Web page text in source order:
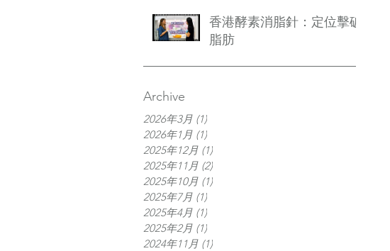
香港酵素消脂針：定位擊破
脂肪
Archive
2026年3月 (1)
2026年1月 (1)
2025年12月 (1)
2025年11月 (2)
2025年10月 (1)
2025年7月 (1)
2025年4月 (1)
2025年2月 (1)
2024年11月 (1)